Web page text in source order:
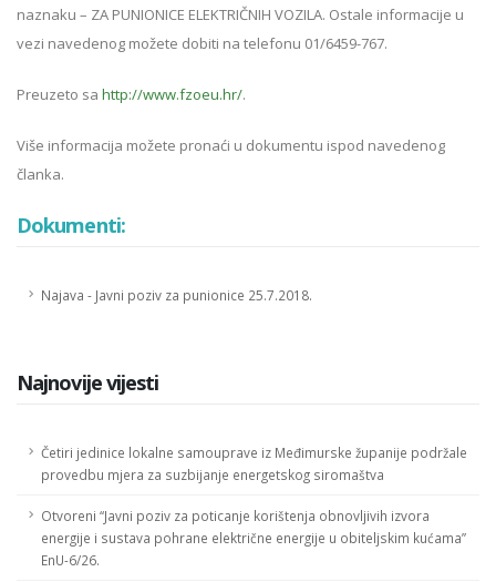
naznaku – ZA PUNIONICE ELEKTRIČNIH VOZILA. Ostale informacije u
vezi navedenog možete dobiti na telefonu 01/6459-767.
Preuzeto sa http://www.fzoeu.hr/.
Više informacija možete pronaći u dokumentu ispod navedenog
članka.
Dokumenti:
Najava - Javni poziv za punionice 25.7.2018.
Najnovije vijesti
Četiri jedinice lokalne samouprave iz Međimurske županije podržale
provedbu mjera za suzbijanje energetskog siromaštva
Otvoreni “Javni poziv za poticanje korištenja obnovljivih izvora
energije i sustava pohrane električne energije u obiteljskim kućama”
EnU-6/26.